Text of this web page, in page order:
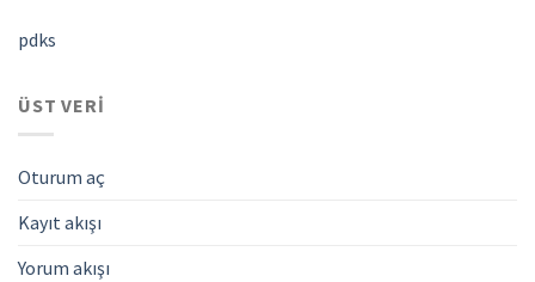
pdks
ÜST VERI
Oturum aç
Kayıt akışı
Yorum akışı